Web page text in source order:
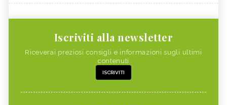
Iscriviti alla newsletter
Riceverai preziosi consigli e informazioni sugli ultimi
contenuti
ISCRIVITI